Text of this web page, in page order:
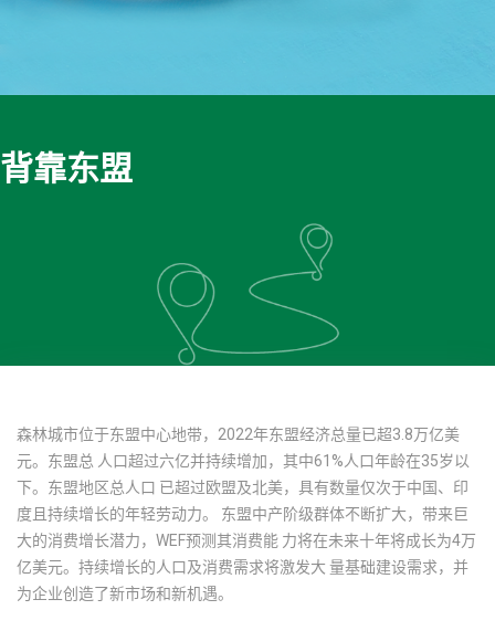
背靠东盟
森林城市位于东盟中心地带，2022年东盟经济总量已超3.8万亿美
元。东盟总 人口超过六亿并持续增加，其中61%人口年龄在35岁以
下。东盟地区总人口 已超过欧盟及北美，具有数量仅次于中国、印
度且持续增长的年轻劳动力。 东盟中产阶级群体不断扩大，带来巨
大的消费增长潜力，WEF预测其消费能 力将在未来十年将成长为4万
亿美元。持续增长的人口及消费需求将激发大 量基础建设需求，并
为企业创造了新市场和新机遇。